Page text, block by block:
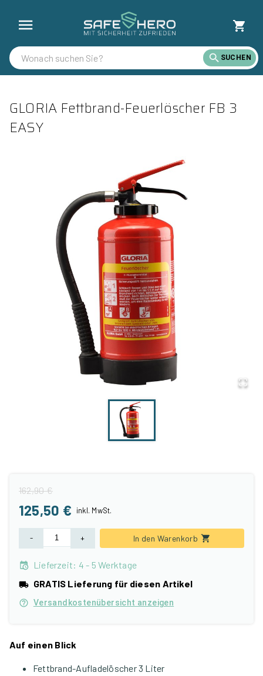
SUCHEN
GLORIA Fettbrand-Feuerlöscher FB 3
EASY
162,90 €
125,50 € inkl. MwSt.
- + In den Warenkorb
Lieferzeit: 4 - 5 Werktage
GRATIS Lieferung für diesen Artikel
Versandkostenübersicht anzeigen
Auf einen Blick
Fettbrand-Aufladelöscher 3 Liter